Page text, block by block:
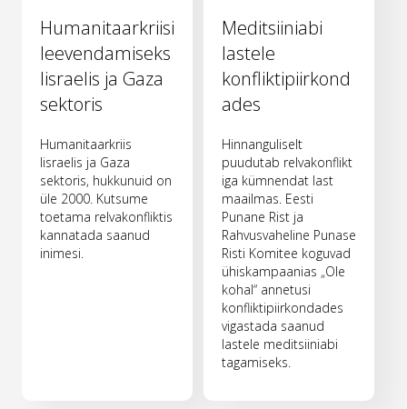
Humanitaarkriisi
leevendamiseks
Iisraelis ja Gaza
sektoris
Humanitaarkriis
Iisraelis ja Gaza
sektoris, hukkunuid on
üle 2000. Kutsume
toetama relvakonfliktis
kannatada saanud
inimesi.
Meditsiiniabi
lastele
konfliktipiirkond
ades
Hinnanguliselt
puudutab relvakonflikt
iga kümnendat last
maailmas. Eesti
Punane Rist ja
Rahvusvaheline Punase
Risti Komitee koguvad
ühiskampaanias „Ole
kohal“ annetusi
konfliktipiirkondades
vigastada saanud
lastele meditsiiniabi
tagamiseks.